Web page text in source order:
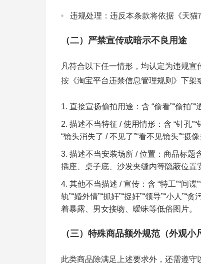
违规处理：违反本条款将依据《天猫
（二）严禁宣传或暗示不良用途
凡符合以下任一情形，均认定为违规
按《淘宝平台违禁信息管理规则》下架
直接宣扬偷拍用途：含 “偷看”“偷拍”“
描述不当特征 / 使用情形：含 “针孔”“针
“镜头消失了 / 不见了”“看不见镜头”“摄
描述不当安装场所 / 位置：商品标题
插座、桌子底、沙发夹缝内等隐蔽位置
其他不当描述 / 宣传：含 “特工”“间谍”“
轨”“婚外情”“抓奸”“捉奸”“领导”“小人”“
着暴露、男女接吻、暧昧等低俗图片。
（三）特殊商品额外规范（外观小
此类商品除满足上述要求外，还需遵守